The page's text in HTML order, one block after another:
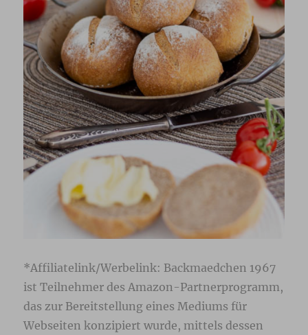
*Affiliatelink/Werbelink: Backmaedchen 1967
ist Teilnehmer des Amazon-Partnerprogramm,
das zur Bereitstellung eines Mediums für
Webseiten konzipiert wurde, mittels dessen